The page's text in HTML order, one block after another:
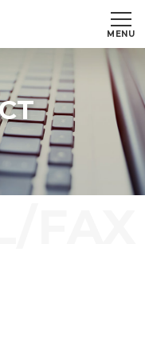
定休日／毎週火・水曜日